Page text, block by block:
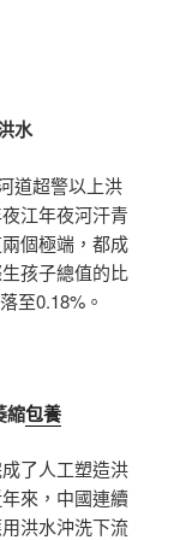
水
道超警以上洪
江年夜河汗青
個極端，都成
孩子總值的比
至0.18%。
縮包養
了人工塑造洪
來，中國連續
洪水沖洗下流